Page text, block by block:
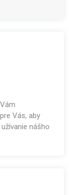
Vás, aby
nášho